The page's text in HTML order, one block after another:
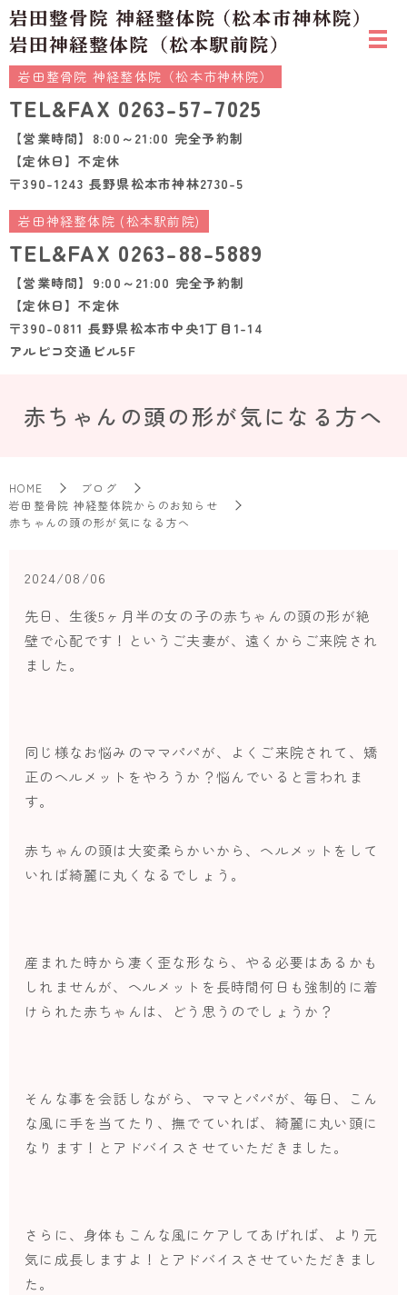
岩田整骨院 神経整体院（松本市神林院）
TEL&FAX 0263-57-7025
【営業時間】8:00～21:00 完全予約制
【定休日】不定休
〒390-1243 長野県松本市神林2730-5
岩田神経整体院 (松本駅前院)
TEL&FAX 0263-88-5889
【営業時間】9:00～21:00 完全予約制
【定休日】不定休
〒390-0811 長野県松本市中央1丁目1-14
アルピコ交通ビル5F
赤ちゃんの頭の形が気になる方へ
HOME
ブログ
岩田整骨院 神経整体院からのお知らせ
赤ちゃんの頭の形が気になる方へ
2024/08/06
先日、生後5ヶ月半の女の子の赤ちゃんの頭の形が絶
壁で心配です！というご夫妻が、遠くからご来院され
ました。
同じ様なお悩みのママパパが、よくご来院されて、矯
正のヘルメットをやろうか？悩んでいると言われま
す。
赤ちゃんの頭は大変柔らかいから、ヘルメットをして
いれば綺麗に丸くなるでしょう。
産まれた時から凄く歪な形なら、やる必要はあるかも
しれませんが、ヘルメットを長時間何日も強制的に着
けられた赤ちゃんは、どう思うのでしょうか？
そんな事を会話しながら、ママとパパが、毎日、こん
な風に手を当てたり、撫でていれば、綺麗に丸い頭に
なります！とアドバイスさせていただきました。
さらに、身体もこんな風にケアしてあげれば、より元
気に成長しますよ！とアドバイスさせていただきまし
た。